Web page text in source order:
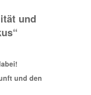
und
und den